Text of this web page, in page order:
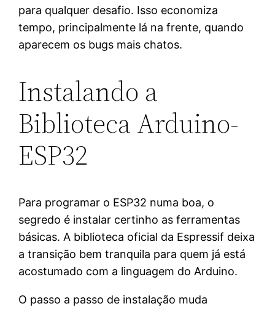
para qualquer desafio. Isso economiza
tempo, principalmente lá na frente, quando
aparecem os bugs mais chatos.
Instalando a
Biblioteca Arduino-
ESP32
Para programar o ESP32 numa boa, o
segredo é instalar certinho as ferramentas
básicas. A biblioteca oficial da Espressif deixa
a transição bem tranquila para quem já está
acostumado com a linguagem do Arduino.
O passo a passo de instalação muda